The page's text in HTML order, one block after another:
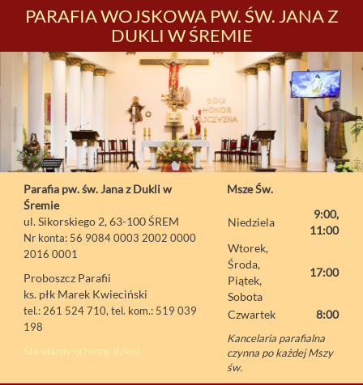
PARAFIA WOJSKOWA PW. ŚW. JANA Z
DUKLI W ŚREMIE
Parafia pw. św. Jana z Dukli w
Śremie
ul. Sikorskiego 2, 63-100 ŚREM
Nr konta: 56 9084 0003 2002 0000
2016 0001
Proboszcz Parafii
ks. płk Marek Kwieciński
tel.: 261 524 710, tel. kom.: 519 039
198
Standardy ochrony dzieci
Msze Św.
Niedziela
9:00,
11:00
Wtorek,
Środa,
Piątek,
Sobota
17:00
Czwartek 8:00
Kancelaria parafialna
czynna po każdej Mszy
św.